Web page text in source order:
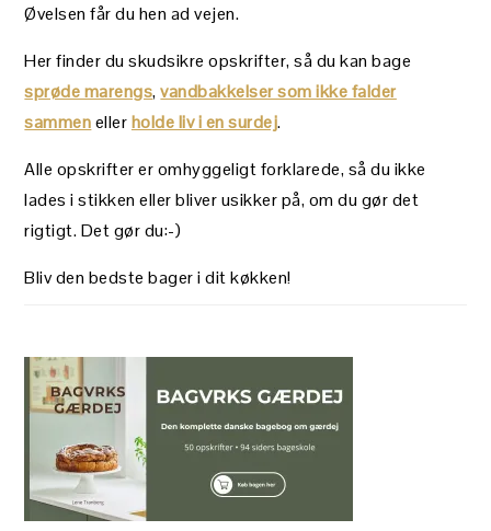
Øvelsen får du hen ad vejen.
Her finder du skudsikre opskrifter, så du kan bage
sprøde marengs,vandbakkelser som ikke falder
sammenellerholde liv i en surdej.
Alle opskrifter er omhyggeligt forklarede, så du ikke
lades i stikken eller bliver usikker på, om du gør det
rigtigt. Det gør du:-)
Bliv den bedste bager i dit køkken!